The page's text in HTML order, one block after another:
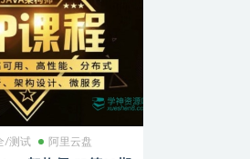
/测试 阿里云盘